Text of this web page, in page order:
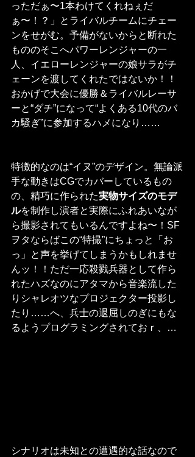
っただぁ〜1本わけてくれねぇだ
ぁ〜！？」とライバルチームにチェー
ンをせがむ。予備がないからと断れた
もののそこへパワーレンジャーの一
人、イエローレンジャーの娘サラがチ
ェーンを渡してくれたではないか！！
おかげで大会に優勝＆ライバルレーサ
ーと“ダチ”になって“よくある10代のバ
カ騒ぎ”に参加するハメになり……
特徴的なのは“イヌ”のデザイン。無論派
手な動きはCGでカバーしているもの
の、精巧に作られた実物サイズのモデ
ルを制作し演者と実際にふれあいなが
ら撮影されてもいるんですよね〜！SF
ヲタならばこの“特撮”にちょっと「お
っ」と声を挙げてしまうかもしれませ
んッ！！ただ一応殺戮兵器として作ら
れたハズなのにアタマから音楽流した
りシャレオツなプロジェクター投影し
たり……へ、兵士の退屈しのぎにもな
るようプログラミングされておｒ、…
シナリオは未知との遭遇的な話なので